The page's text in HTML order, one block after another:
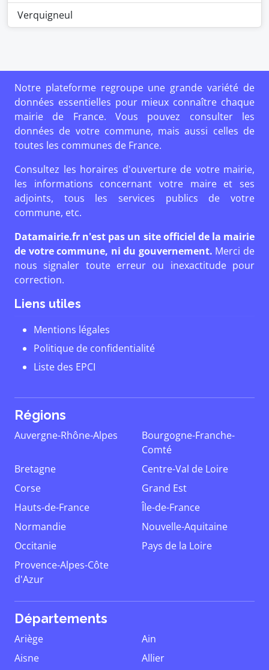
Verquigneul
Notre plateforme regroupe une grande variété de
données essentielles pour mieux connaître chaque
mairie de France. Vous pouvez consulter les
données de votre commune, mais aussi celles de
toutes les communes de France.
Consultez les horaires d'ouverture de votre mairie,
les informations concernant votre maire et ses
adjoints, tous les services publics de votre
commune, etc.
Datamairie.fr n'est pas un site officiel de la mairie
de votre commune, ni du gouvernement. Merci de
nous signaler toute erreur ou inexactitude pour
correction.
Liens utiles
Mentions légales
Politique de confidentialité
Liste des EPCI
Régions
Auvergne-Rhône-Alpes
Bourgogne-Franche-
Comté
Bretagne
Centre-Val de Loire
Corse
Grand Est
Hauts-de-France
Île-de-France
Normandie
Nouvelle-Aquitaine
Occitanie
Pays de la Loire
Provence-Alpes-Côte
d'Azur
Départements
Ariège
Ain
Aisne
Allier